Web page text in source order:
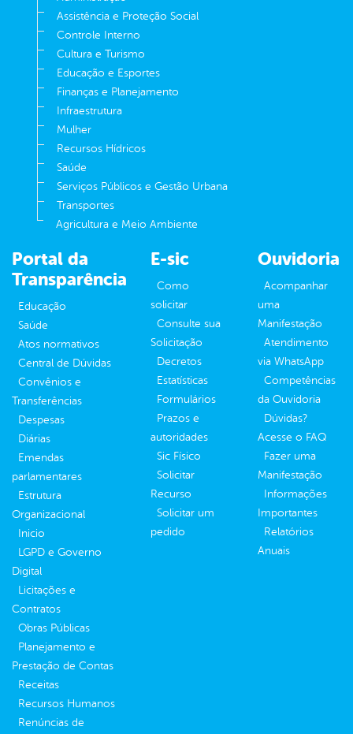
Assistência e Proteção Social
Controle Interno
Cultura e Turismo
Educação e Esportes
Finanças e Planejamento
Infraestrutura
Mulher
Recursos Hídricos
Saúde
Serviços Públicos e Gestão Urbana
Transportes
Agricultura e Meio Ambiente
Portal da
Transparência
Educação
Saúde
Atos normativos
Central de Dúvidas
Convênios e
Transferências
Despesas
Diárias
Emendas
parlamentares
Estrutura
Organizacional
Inicio
LGPD e Governo
Digital
Licitações e
Contratos
Obras Públicas
Planejamento e
Prestação de Contas
Receitas
Recursos Humanos
Renúncias de
E-sic
Como
solicitar
Consulte sua
Solicitação
Decretos
Estatísticas
Formulários
Prazos e
autoridades
Sic Físico
Solicitar
Recurso
Solicitar um
pedido
Ouvidoria
Acompanhar
uma
Manifestação
Atendimento
via WhatsApp
Competências
da Ouvidoria
Dúvidas?
Acesse o FAQ
Fazer uma
Manifestação
Informações
Importantes
Relatórios
Anuais